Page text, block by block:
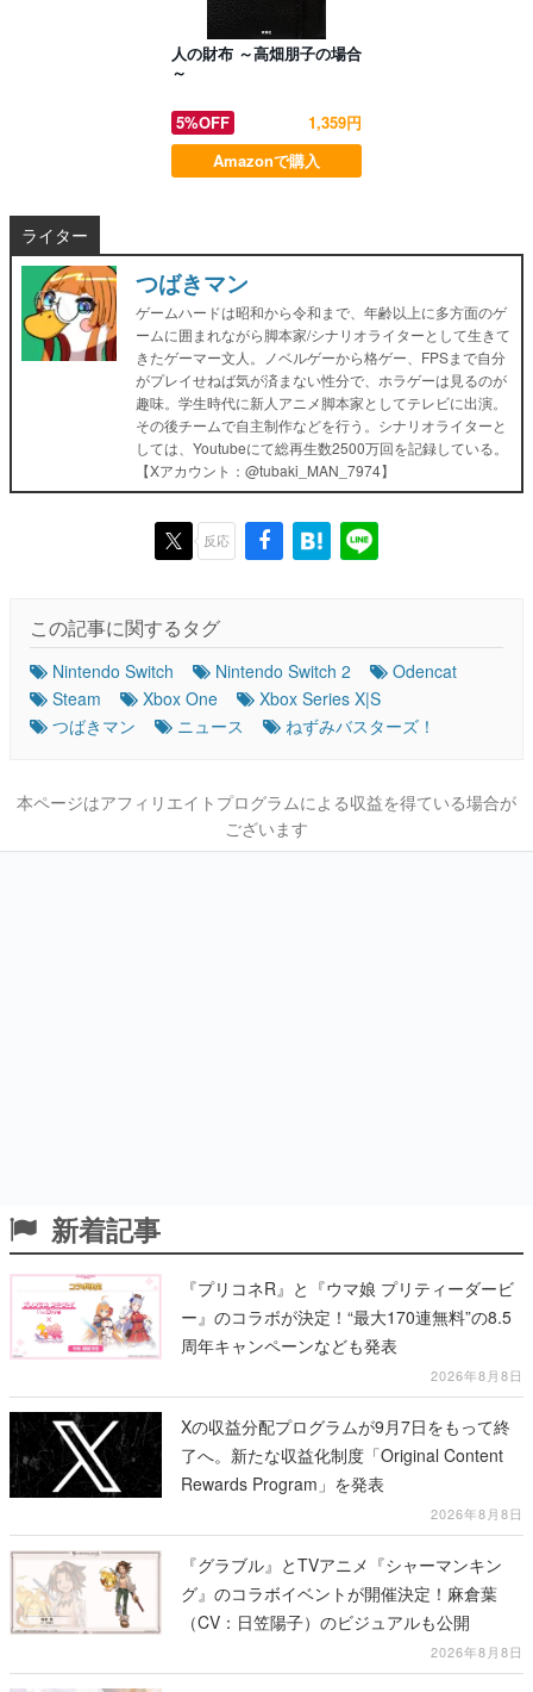
人の財布 ～高畑朋子の場合
～
5%OFF
1,359円
Amazonで購入
ライター
つばきマン
ゲームハードは昭和から令和まで、年齢以上に多方面のゲ
ームに囲まれながら脚本家/シナリオライターとして生きて
きたゲーマー文人。ノベルゲーから格ゲー、FPSまで自分
がプレイせねば気が済まない性分で、ホラゲーは見るのが
趣味。学生時代に新人アニメ脚本家としてテレビに出演。
その後チームで自主制作などを行う。シナリオライターと
しては、Youtubeにて総再生数2500万回を記録している。
【Xアカウント：@tubaki_MAN_7974】
反応
この記事に関するタグ
Nintendo Switch Nintendo Switch 2
Odencat
Steam
Xbox One
Xbox Series X|S
つばきマン
ニュース ねずみバスターズ！
本ページはアフィリエイトプログラムによる収益を得ている場合が
ございます
新着記事
『プリコネR』と『ウマ娘 プリティーダービ
ー』のコラボが決定！“最大170連無料”の8.5
周年キャンペーンなども発表
2026年8月8日
Xの収益分配プログラムが9月7日をもって終
了へ。新たな収益化制度「Original Content
Rewards Program」を発表
2026年8月8日
『グラブル』とTVアニメ『シャーマンキン
グ』のコラボイベントが開催決定！麻倉葉
（CV：日笠陽子）のビジュアルも公開
2026年8月8日